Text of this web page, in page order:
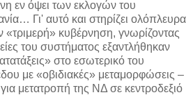
εν όψει των εκλογών του
Γι' αυτό και στηρίζει ολόπλευρα
«τριμερή» κυβέρνηση, γνωρίζοντας
του συστήματος εξαντλήθηκαν
στο εσωτερικό του
με «οβιδιακές» μεταμορφώσεις –
μετατροπή της ΝΔ σε κεντροδεξιό